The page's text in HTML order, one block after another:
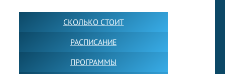
СКОЛЬКО СТОИТ
РАСПИСАНИЕ
ПРОГРАММЫ